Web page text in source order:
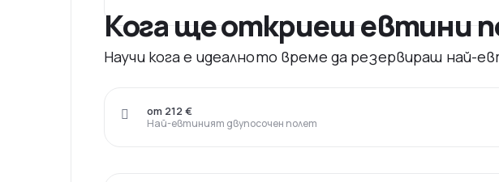
Кога ще откриеш евтини
Научи кога е идеалното време да резервираш най-
Най-евтиният двупосочен полет
от 212 €